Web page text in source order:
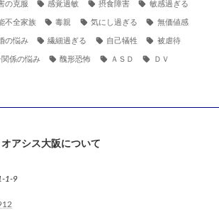
の克服 感覚過敏 摂食障害 敏感過ぎる
不全家族 毒親 気にし過ぎる 無価値感
の悩み 繊細過ぎる 自己犠牲 被虐待
関係の悩み 醜形恐怖 ＡＳＤ ＤＶ
オアシス大阪について
1-9